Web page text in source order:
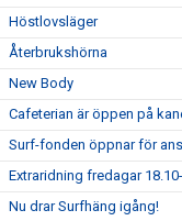
Höstlovsläger
Återbrukshörna
New Body
Cafeterian är öppen på
Surf-fonden öppnar för
Extraridning fredagar
Nu drar Surfhäng igång!